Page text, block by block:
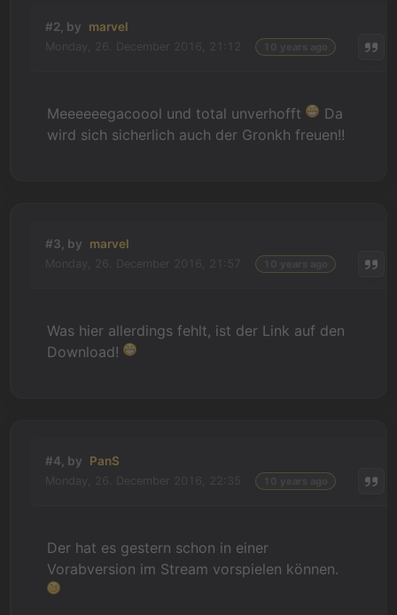
#2, by marvel
Meeeeeegacoool und total unverhofft
Da
wird sich sicherlich auch der Gronkh freuen!!
#3, by marvel
Was hier allerdings fehlt, ist der Link auf den
Download!
#4, by PanS
Der hat es gestern schon in einer
Vorabversion im Stream vorspielen können.